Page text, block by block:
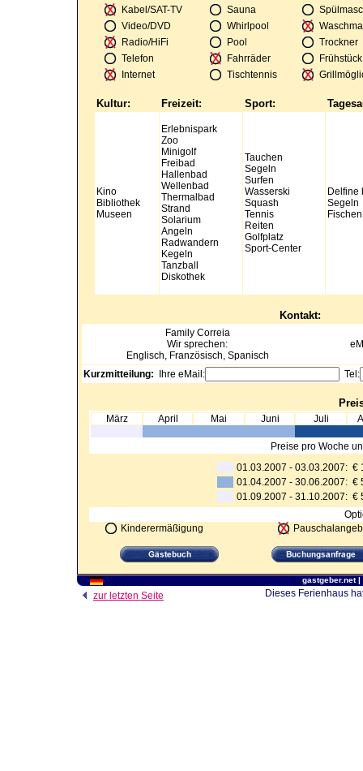
Kabel/SAT-TV
Sauna
Video/DVD
Whirlpool
Radio/HiFi
Pool
Trockner
Telefon
Fahrräder
Internet
Tischtennis
Kultur: Freizeit: Sport:
Kino
Bibliothek
Museen
Erlebnispark
Zoo
Minigolf
Freibad
Hallenbad
Wellenbad
Thermalbad
Strand
Solarium
Angeln
Radwandern
Kegeln
Tanzball
Diskothek
Tauchen
Segeln
Surfen
Wasserski
Squash
Tennis
Reiten
Golfplatz
Sport-Center
Delfine
Segeln
Fischen
Kontakt:
Family Correia
Wir sprechen:
Englisch, Französisch, Spanisch
Kurzmitteilung: Ihre eMail: Tel:
März April Mai Juni Juli
Preise pro Woche
01.03.2007 - 03.03.2007:
01.04.2007 - 30.06.2007:
01.09.2007 - 31.10.2007:
Kinderermäßigung
gastgeber.net|
zur letzten Seite Dieses Ferienhaus